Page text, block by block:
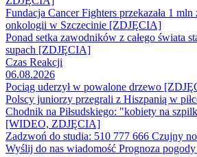
Fundacja Cancer Fighters przekazała 1 mln
onkologii w Szczecinie [ZDJĘCIA]
Ponad setka zawodników z całego świata
supach [ZDJĘCIA]
Czas Reakcji
06.08.2026
Pociąg uderzył w powalone drzewo
Polscy juniorzy przegrali z Hiszpanią w
Chodnik na Piłsudskiego: "kobiety na
[WIDEO, ZDJĘCIA]
Zadzwoń do studia: 510 777 666 Czujny
Wyślij do nas wiadomość Prognoza pogody